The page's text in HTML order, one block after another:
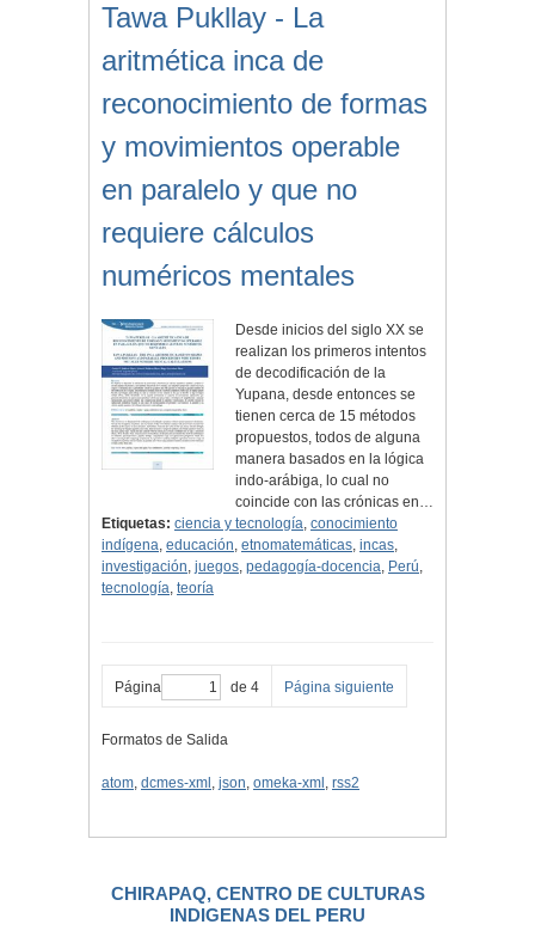
Tawa Pukllay - La
aritmética inca de
reconocimiento de formas
y movimientos operable
en paralelo y que no
requiere cálculos
numéricos mentales
Desde inicios del siglo XX se
realizan los primeros intentos
de decodificación de la
Yupana, desde entonces se
tienen cerca de 15 métodos
propuestos, todos de alguna
manera basados en la lógica
indo-arábiga, lo cual no
coincide con las crónicas en…
Etiquetas: ciencia y tecnología, conocimiento
indígena, educación, etnomatemáticas, incas,
investigación, juegos, pedagogía-docencia, Perú,
tecnología, teoría
Página de 4 Página siguiente
Formatos de Salida
atom, dcmes-xml , json, omeka-xml , rss2
CHIRAPAQ, CENTRO DE CULTURAS
INDIGENAS DEL PERU